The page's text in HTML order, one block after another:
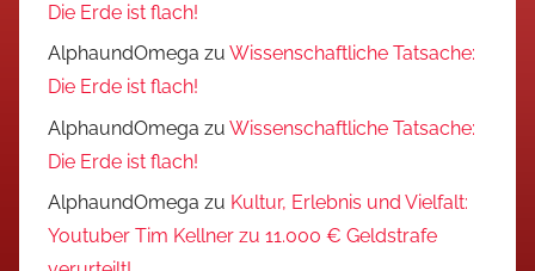
Die Erde ist flach!
AlphaundOmega zu Wissenschaftliche Tatsache:
Die Erde ist flach!
AlphaundOmega zu Wissenschaftliche Tatsache:
Die Erde ist flach!
AlphaundOmega zu Kultur, Erlebnis und Vielfalt:
Youtuber Tim Kellner zu 11.000 € Geldstrafe